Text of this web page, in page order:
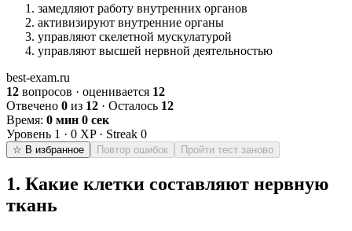
замедляют работу внутренних органов
активизируют внутренние органы
управляют скелетной мускулатурой
управляют высшей нервной деятельностью
best-exam.ru
12 вопросов · оценивается 12
Отвечено 0 из 12 · Осталось 12
Время: 0 мин 0 сек
Уровень 1 · 0 XP · Streak 0
☆ В избранное Повтор ошибок Пройти тест заново
1. Какие клетки составляют нервную
ткань